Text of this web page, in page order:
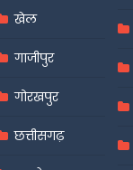
खेल
गाजीपुर
गोरखपुर
छत्तीसगढ़